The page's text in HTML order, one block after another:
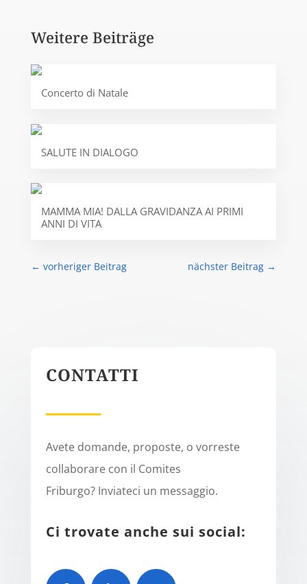
Weitere Beiträge
Concerto di Natale
SALUTE IN DIALOGO
MAMMA MIA! DALLA GRAVIDANZA AI PRIMI
ANNI DI VITA
← vorheriger Beitrag nächster Beitrag →
CONTATTI
Avete domande, proposte, o vorreste
collaborare con il Comites
Friburgo? Inviateci un messaggio.
Ci trovate anche sui social: